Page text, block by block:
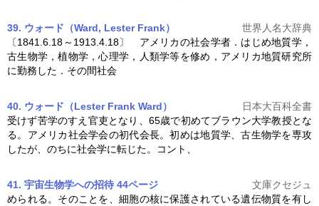
39. ウォード（Ward, Lester Frank）
世界人名大辞典
〔1841.6.18～1913.4.18〕 アメリカの社会学者．はじめ地質学，
古生物学 ，植物学，心理学，人類学等を修め，アメリカ地質研究所
に勤務した．その間社会
40. ウォード（Lester Frank Ward）
日本大百科全書
受けず苦学のすえ官吏となり、65歳で初めてブラウン大学教授とな
る。アメリカ社会学会の初代会長。初めは地質学、古生物学を専攻
したが、のちに社会学に転じた。コント、
41. 宇宙生物学への招待 44ページ
文庫クセジュ
められる。そのことを、細胞の核に保護されている遺伝物質を有し